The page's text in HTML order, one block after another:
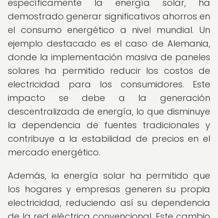
específicamente la energía solar, ha
demostrado generar significativos ahorros en
el consumo energético a nivel mundial. Un
ejemplo destacado es el caso de Alemania,
donde la implementación masiva de paneles
solares ha permitido reducir los costos de
electricidad para los consumidores. Este
impacto se debe a la generación
descentralizada de energía, lo que disminuye
la dependencia de fuentes tradicionales y
contribuye a la estabilidad de precios en el
mercado energético.
Además, la energía solar ha permitido que
los hogares y empresas generen su propia
electricidad, reduciendo así su dependencia